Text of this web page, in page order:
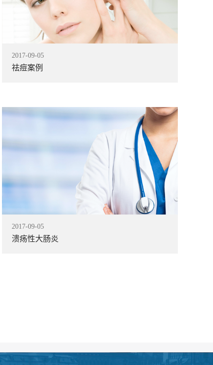
2017-09-05
祛痘案例
2017-09-05
溃疡性大肠炎